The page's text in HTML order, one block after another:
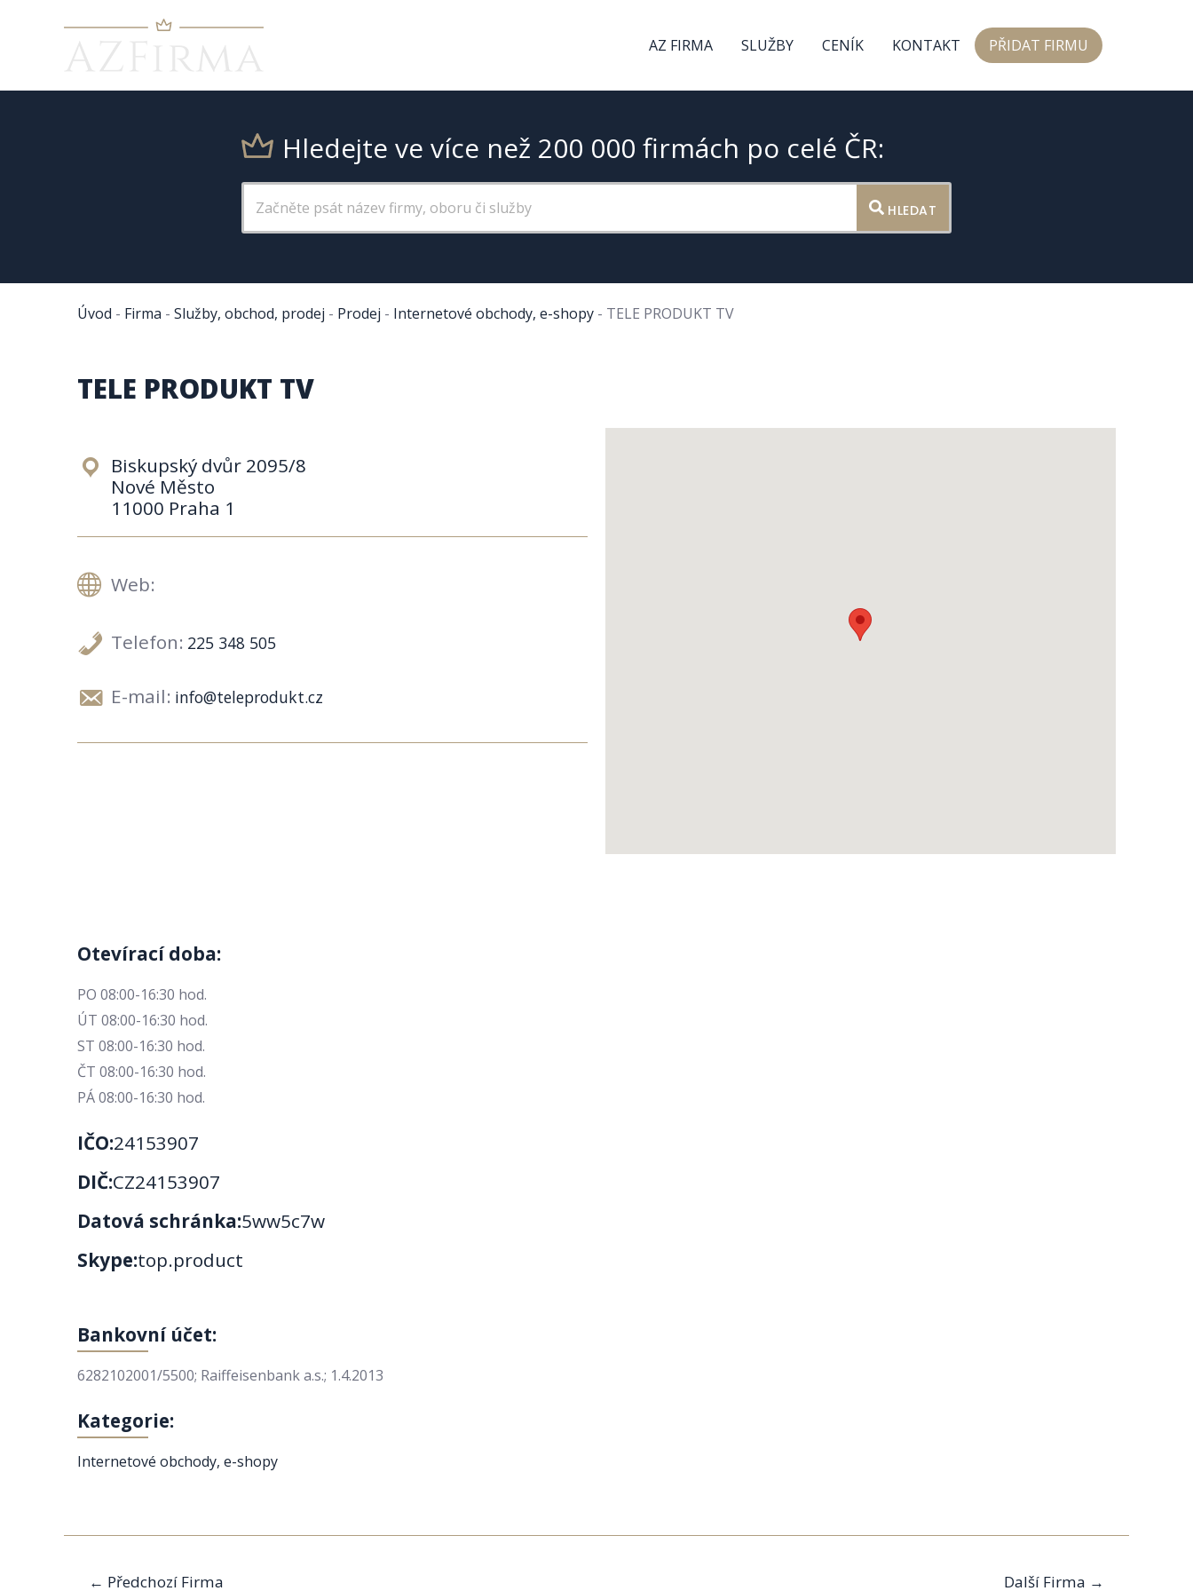
AZ FIRMA SLUŽBY CENÍK KONTAKT PŘIDAT FIRMU
Hledejte ve více než 200 000 firmách po celé ČR:
HLEDAT
Úvod - Firma - Služby, obchod, prodej - Prodej - Internetové obchody, e-shopy - TELE PRODUKT TV
TELE PRODUKT TV
Biskupský dvůr 2095/8
Nové Město
11000 Praha 1
Web:
Telefon: 225 348 505
E-mail: info@teleprodukt.cz
Otevírací doba:
PO 08:00-16:30 hod.
ÚT 08:00-16:30 hod.
ST 08:00-16:30 hod.
ČT 08:00-16:30 hod.
PÁ 08:00-16:30 hod.
IČO:24153907
DIČ:CZ24153907
Datová schránka:5ww5c7w
Skype:top.product
Bankovní účet:
6282102001/5500; Raiffeisenbank a.s.; 1.4.2013
Kategorie:
Internetové obchody, e-shopy
← Předchozí Firma Další Firma →